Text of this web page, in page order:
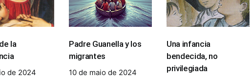
la
de 2024
Padre Guanella y los
migrantes
10 de maio de 2024
Una infancia
bendecida, no
privilegiada